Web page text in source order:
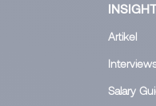
Artikel
Salary